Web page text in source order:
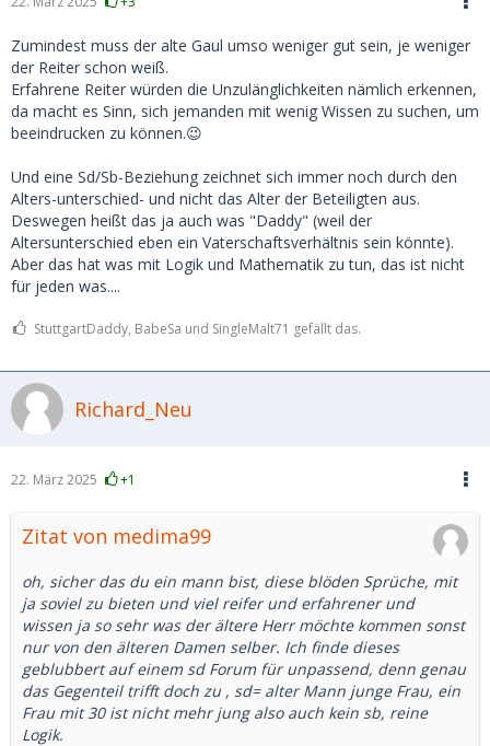
Zumindest muss der alte Gaul umso weniger gut sein, je weniger
der Reiter schon weiß.
Erfahrene Reiter würden die Unzulänglichkeiten nämlich erkennen,
da macht es Sinn, sich jemanden mit wenig Wissen zu suchen, um
beeindrucken zu können.😉
Und eine Sd/Sb-Beziehung zeichnet sich immer noch durch den
Alters-unterschied- und nicht das Alter der Beteiligten aus.
Deswegen heißt das ja auch was "Daddy" (weil der
Altersunterschied eben ein Vaterschaftsverhältnis sein könnte).
Aber das hat was mit Logik und Mathematik zu tun, das ist nicht
für jeden was....
StuttgartDaddy, BabeSa und SingleMalt71 gefällt das.
Richard_Neu
22. März 2025 +1
Zitat von medima99
oh, sicher das du ein mann bist, diese blöden Sprüche, mit
ja soviel zu bieten und viel reifer und erfahrener und
wissen ja so sehr was der ältere Herr möchte kommen sonst
nur von den älteren Damen selber. Ich finde dieses
geblubbert auf einem sd Forum für unpassend, denn genau
das Gegenteil trifft doch zu , sd= alter Mann junge Frau, ein
Frau mit 30 ist nicht mehr jung also auch kein sb, reine
Logik.